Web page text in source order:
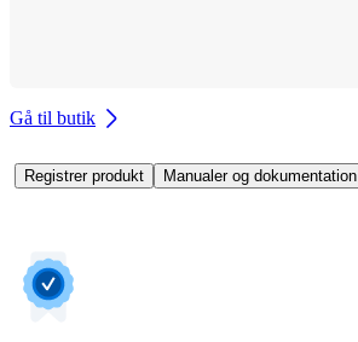
Gå til butik
Registrer produkt Manualer og dokumentation